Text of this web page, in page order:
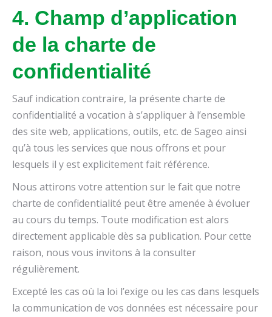
4. Champ d’application
de la charte de
confidentialité
Sauf indication contraire, la présente charte de
confidentialité a vocation à s’appliquer à l’ensemble
des site web, applications, outils, etc. de Sageo ainsi
qu’à tous les services que nous offrons et pour
lesquels il y est explicitement fait référence.
Nous attirons votre attention sur le fait que notre
charte de confidentialité peut être amenée à évoluer
au cours du temps. Toute modification est alors
directement applicable dès sa publication. Pour cette
raison, nous vous invitons à la consulter
régulièrement.
Excepté les cas où la loi l’exige ou les cas dans lesquels
la communication de vos données est nécessaire pour